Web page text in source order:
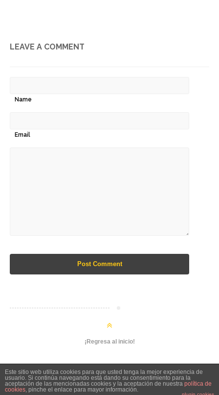
LEAVE A COMMENT
Name
Email
Post Comment
¡Regresa al inicio!
Este sitio web utiliza cookies para que usted tenga la mejor experiencia de
usuario. Si continúa navegando está dando su consentimiento para la
aceptación de las mencionadas cookies y la aceptación de nuestra política de
cookies, pinche el enlace para mayor información.